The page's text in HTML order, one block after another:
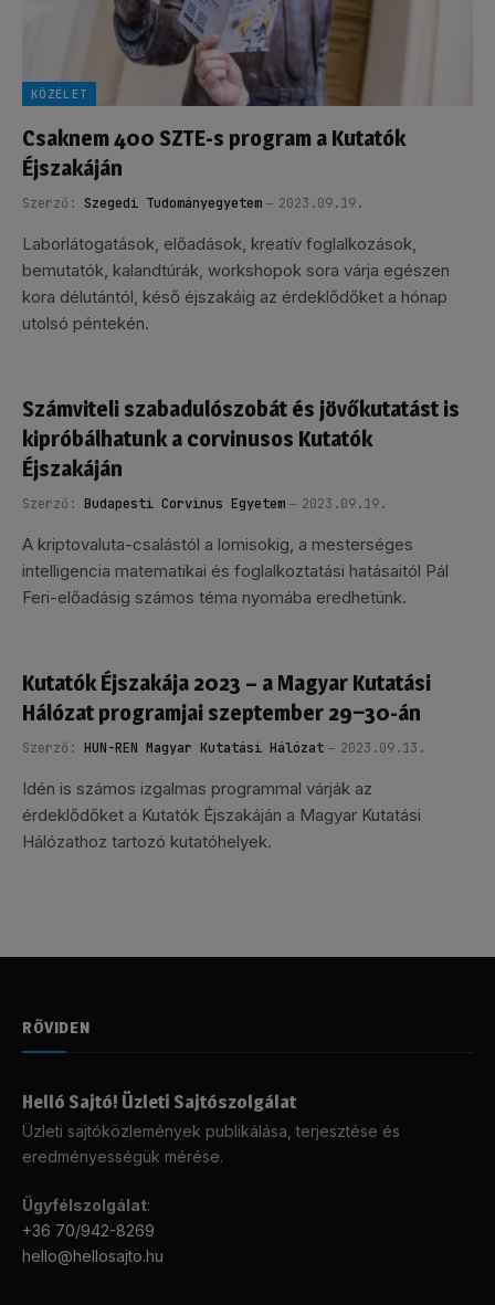
KÖZÉLET
Csaknem 400 SZTE-s program a Kutatók
Éjszakáján
Szerző: Szegedi Tudományegyetem 2023.09.19.
Laborlátogatások, előadások, kreatív foglalkozások,
bemutatók, kalandtúrák, workshopok sora várja egészen
kora délutántól, késő éjszakáig az érdeklődőket a hónap
utolsó péntekén.
Számviteli szabadulószobát és jövőkutatást is
kipróbálhatunk a corvinusos Kutatók
Éjszakáján
Szerző: Budapesti Corvinus Egyetem 2023.09.19.
A kriptovaluta-csalástól a lomisokig, a mesterséges
intelligencia matematikai és foglalkoztatási hatásaitól Pál
Feri-előadásig számos téma nyomába eredhetünk.
Kutatók Éjszakája 2023 – a Magyar Kutatási
Hálózat programjai szeptember 29‒30-án
Szerző: HUN-REN Magyar Kutatási Hálózat 2023.09.13.
Idén is számos izgalmas programmal várják az
érdeklődőket a Kutatók Éjszakáján a Magyar Kutatási
Hálózathoz tartozó kutatóhelyek.
RÖVIDEN
Helló Sajtó! Üzleti Sajtószolgálat
Üzleti sajtóközlemények publikálása, terjesztése és
eredményességük mérése.
Ügyfélszolgálat:
+36 70/942-8269
hello@hellosajto.hu